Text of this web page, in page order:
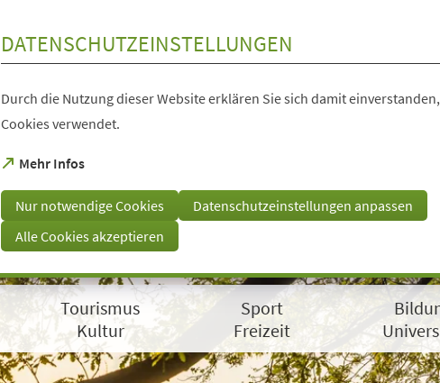
DATENSCHUTZEINSTELLUNGEN
Durch die Nutzung dieser Website erklären Sie sich damit
Cookies verwendet.
Mehr Infos
(Öffnet
einem
neuen
Tab)
Nur notwendige Cookies
Datenschutzeinstellungen anpassen
Alle Cookies akzeptieren
Tourismus
Kultur
Sport
Freizeit